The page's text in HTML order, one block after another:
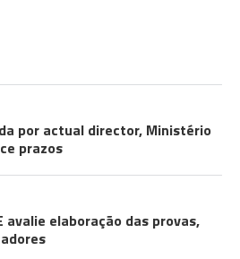
por actual director, Ministério
prazos
avalie elaboração das provas,